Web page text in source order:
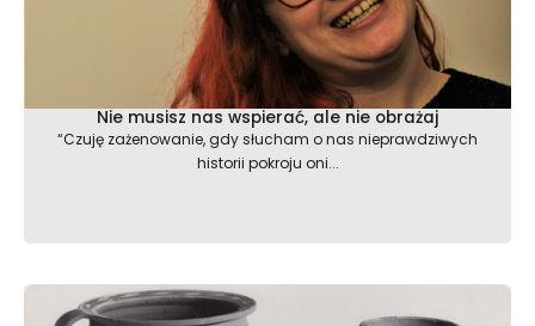
Nie musisz nas wspierać, ale nie obrażaj
“Czuję zażenowanie, gdy słucham o nas nieprawdziwych
historii pokroju oni...